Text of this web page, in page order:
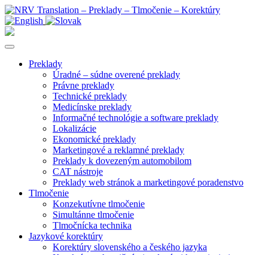
Preklady
Úradné – súdne overené preklady
Právne preklady
Technické preklady
Medicínske preklady
Informačné technológie a software preklady
Lokalizácie
Ekonomické preklady
Marketingové a reklamné preklady
Preklady k dovezeným automobilom
CAT nástroje
Preklady web stránok a marketingové poradenstvo
Tlmočenie
Konzekutívne tlmočenie
Simultánne tlmočenie
Tlmočnícka technika
Jazykové korektúry
Korektúry slovenského a českého jazyka